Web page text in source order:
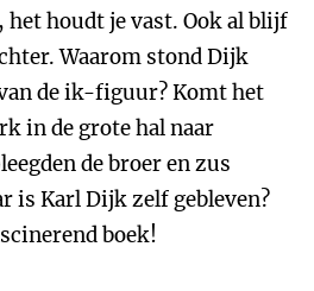
het houdt je vast. Ook al blijf
Waarom stond Dijk
de ik-figuur? Komt het
in de grote hal naar
de broer en zus
is Karl Dijk zelf gebleven?
boek!